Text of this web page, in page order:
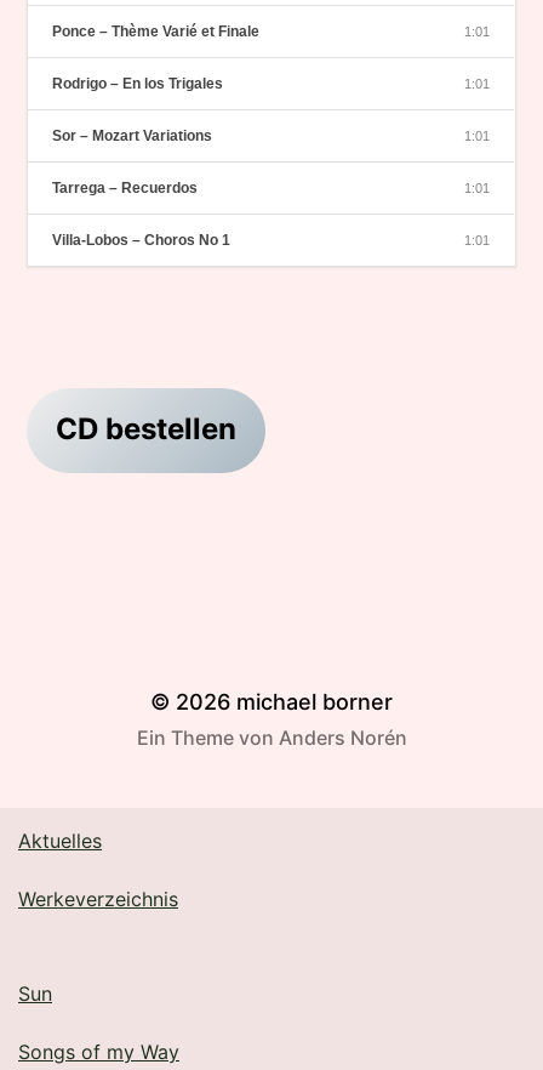
Ponce – Thème Varié et Finale 1:01
Rodrigo – En los Trigales 1:01
Sor – Mozart Variations 1:01
Tarrega – Recuerdos 1:01
Villa-Lobos – Choros No 1 1:01
CD bestellen
© 2026 michael borner
Ein Theme von Anders Norén
Aktuelles
Werkeverzeichnis
Sun
Songs of my Way